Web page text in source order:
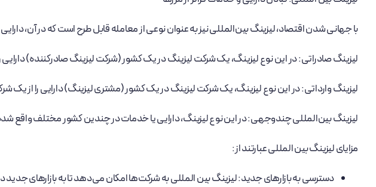
با جهانی شدن اقتصاد، لیزینگ بین‌المللی نیز به عنوان نوعی از معامله قابل طرح است که در آن،
لیزینگ صادراتی: در این نوع لیزینگ، یک شرکت لیزینگ در یک کشور (شرکت لیزینگ صادرکننده)
لیزینگ وارداتی: در این نوع لیزینگ، یک شرکت لیزینگ در یک کشور (مشتری لیزینگ) دارایی را از یک
لیزینگ بین‌المللی چندوجهی: در این نوع لیزینگ، دارایی یا خدمات در چندین کشور مختلف واقع
مزایای لیزینگ بین المللی عبارتند از:
دسترسی به بازارهای جدید: لیزینگ بین المللی به شرکت‌ها امکان می‌دهد تا به بازارهای